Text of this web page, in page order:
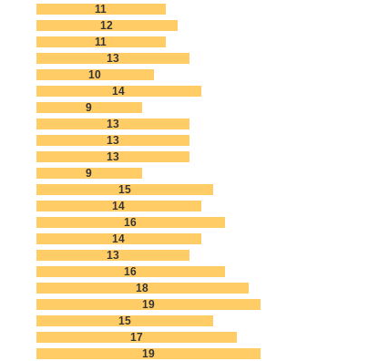
11
12
11
13
10
14
9
13
13
13
9
15
14
16
14
13
16
18
19
15
17
19